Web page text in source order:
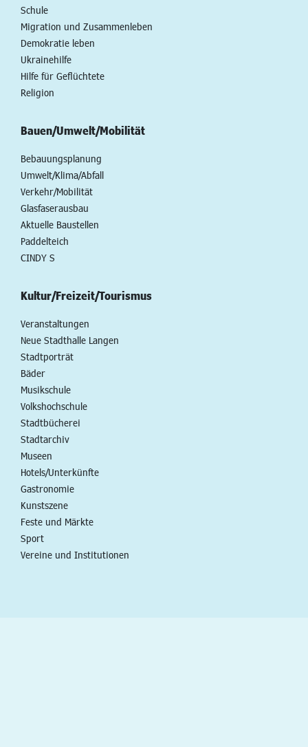
Schule
Migration und Zusammenleben
Demokratie leben
Ukrainehilfe
Hilfe für Geflüchtete
Religion
Bauen/Umwelt/Mobilität
Bebauungsplanung
Umwelt/Klima/Abfall
Verkehr/Mobilität
Glasfaserausbau
Aktuelle Baustellen
Paddelteich
CINDY S
Kultur/Freizeit/Tourismus
Veranstaltungen
Neue Stadthalle Langen
Stadtporträt
Bäder
Musikschule
Volkshochschule
Stadtbücherei
Stadtarchiv
Museen
Hotels/Unterkünfte
Gastronomie
Kunstszene
Feste und Märkte
Sport
Vereine und Institutionen